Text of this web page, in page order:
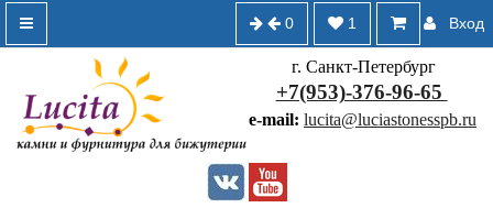
Вход
1
0
г. Санкт-Петербург
+7(953)-376-96-65
e-mail: lucita@luciastonesspb.ru